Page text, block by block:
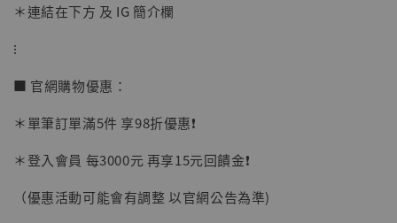
＊連結在下方 及 IG 簡介欄
⁝
■ 官網購物優惠：
＊單筆訂單滿5件 享98折優惠❗️
＊登入會員 每3000元 再享15元回饋金❗️
（優惠活動可能會有調整 以官網公告為準)